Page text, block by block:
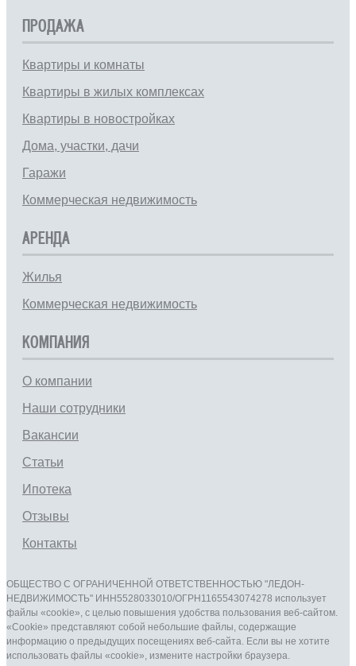
ПРОДАЖА
Квартиры и комнаты
Квартиры в жилых комплексах
Квартиры в новостройках
Дома, участки, дачи
Гаражи
Коммерческая недвижимость
АРЕНДА
Жилья
Коммерческая недвижимость
КОМПАНИЯ
О компании
Наши сотрудники
Вакансии
Статьи
Ипотека
Отзывы
Контакты
ОБЩЕСТВО С ОГРАНИЧЕННОЙ ОТВЕТСТВЕННОСТЬЮ "ЛЕДОН-
НЕДВИЖИМОСТЬ" ИНН5528033010/ОГРН1165543074278 использует
файлы «cookie», с целью повышения удобства пользования веб-сайтом.
«Cookie» представляют собой небольшие файлы, содержащие
информацию о предыдущих посещениях веб-сайта. Если вы не хотите
использовать файлы «cookie», измените настройки браузера.